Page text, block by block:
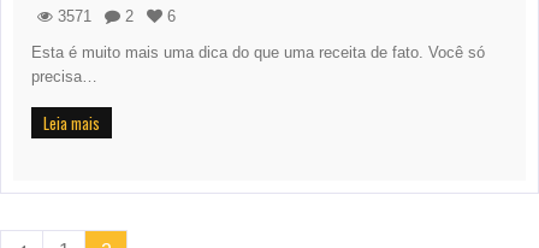
3571 2
6
Esta é muito mais uma dica do que uma receita de fato. Você só
precisa…
Leia mais